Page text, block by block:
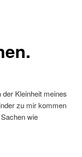
Kleinheit meines
zu mir kommen
wie